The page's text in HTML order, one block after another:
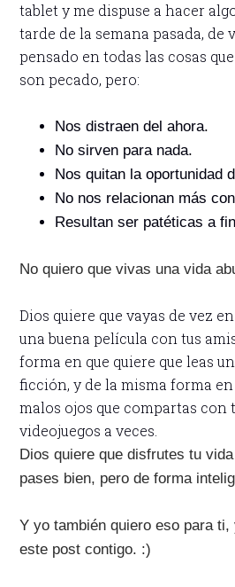
tablet y me dispuse a hacer
tarde de la semana pasada, de
pensado en todas las cosas
son pecado, pero:
Nos distraen del ahora.
No sirven para nada.
Nos quitan la oportunidad
No nos relacionan más
Resultan ser patéticas a
No quiero que vivas una vida
Dios quiere que vayas de vez
una buena película con tus
forma en que quiere que leas
ficción, y de la misma forma
malos ojos que compartas con
videojuegos a veces.
Dios quiere que disfrutes tu
pases bien, pero de forma
Y yo también quiero eso para
este post contigo. :)